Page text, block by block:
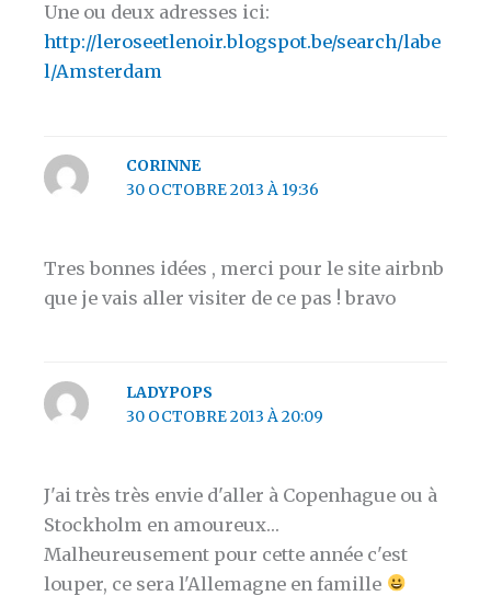
Une ou deux adresses ici:
http://leroseetlenoir.blogspot.be/search/labe
l/Amsterdam
CORINNE
30 OCTOBRE 2013 À 19:36
Tres bonnes idées , merci pour le site airbnb
que je vais aller visiter de ce pas ! bravo
LADYPOPS
30 OCTOBRE 2013 À 20:09
J'ai très très envie d'aller à Copenhague ou à
Stockholm en amoureux…
Malheureusement pour cette année c'est
louper, ce sera l'Allemagne en famille